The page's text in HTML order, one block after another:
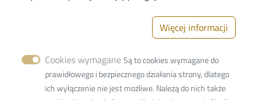
Więcej informacji
Cookies wymagane Są to cookies wymagane do
prawidłowego i bezpiecznego działania strony, dlatego
ich wyłączenie nie jest możliwe. Należą do nich także
Politechnika Łódzka
Wydział Fizyki Technicznej, Informatyki
i Matematyki Stosowanej